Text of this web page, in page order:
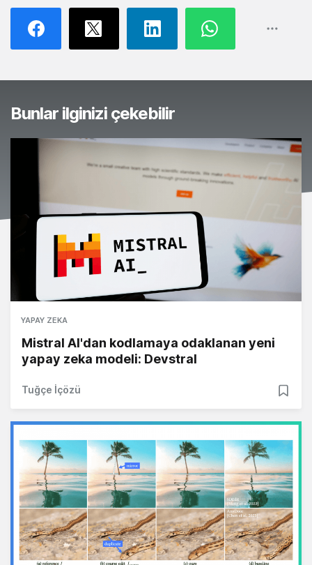
Bunlar ilginizi çekebilir
YAPAY ZEKA
Mistral AI'dan kodlamaya odaklanan yeni
yapay zeka modeli: Devstral
Tuğçe İçözü